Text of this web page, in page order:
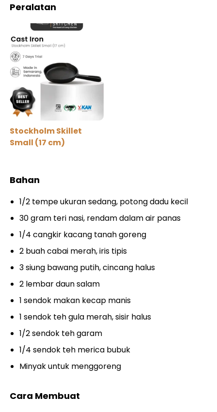
Peralatan
Stockholm Skillet
Small (17 cm)
Bahan
1/2 tempe ukuran sedang, potong dadu kecil
30 gram teri nasi, rendam dalam air panas
1/4 cangkir kacang tanah goreng
2 buah cabai merah, iris tipis
3 siung bawang putih, cincang halus
2 lembar daun salam
1 sendok makan kecap manis
1 sendok teh gula merah, sisir halus
1/2 sendok teh garam
1/4 sendok teh merica bubuk
Minyak untuk menggoreng
Cara Membuat